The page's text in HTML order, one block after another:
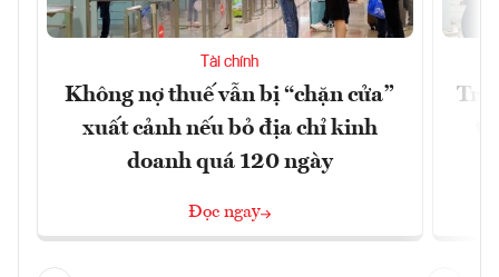
Tài chính
Không nợ thuế vẫn bị “chặn cửa”
xuất cảnh nếu bỏ địa chỉ kinh
doanh quá 120 ngày
Đọc ngay